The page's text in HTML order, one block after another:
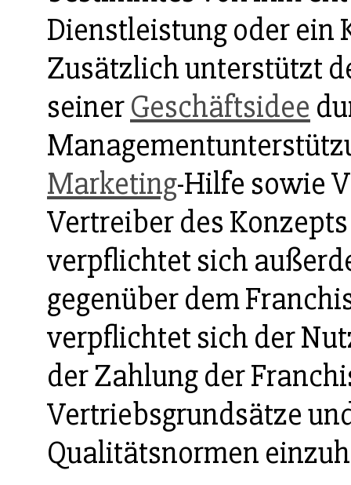
Dienstleistung oder ein
Zusätzlich unterstützt
seinerGeschäftsidee
Marketing-Hilfe sowie
Vertreiber des
verpflichtet sich
gegenüber dem
verpflichtet sich der
der Zahlung der
Vertriebsgrundsätze
Qualitätsnormen